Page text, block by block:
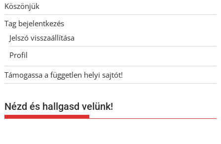
Köszönjük
Tag bejelentkezés
Jelszó visszaállítása
Profil
Támogassa a független helyi sajtót!
Nézd és hallgasd velünk!